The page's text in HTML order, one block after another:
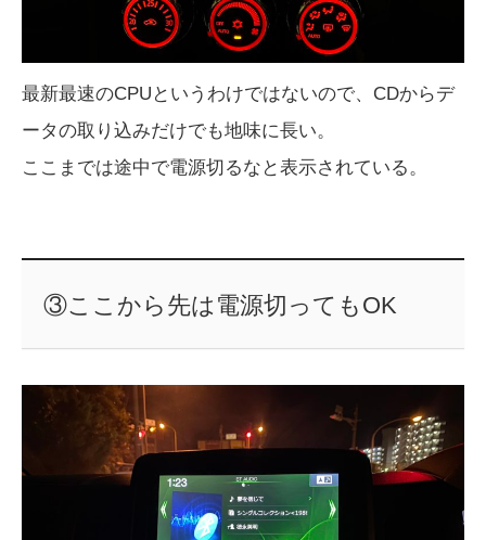
最新最速のCPUというわけではないので、CDからデ
ータの取り込みだけでも地味に長い。
ここまでは途中で電源切るなと表示されている。
③ここから先は電源切ってもOK